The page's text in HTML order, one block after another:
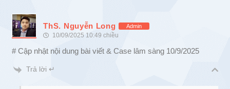
ThS. Nguyễn Long Admin
10/09/2025 10:49 chiều
# Cập nhật nội dung bài viết & Case lâm sàng 10/9/2025
Trả lời ↵